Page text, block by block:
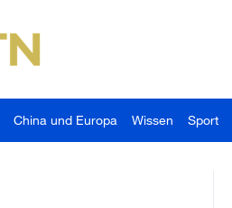
China und Europa Wissen Sport